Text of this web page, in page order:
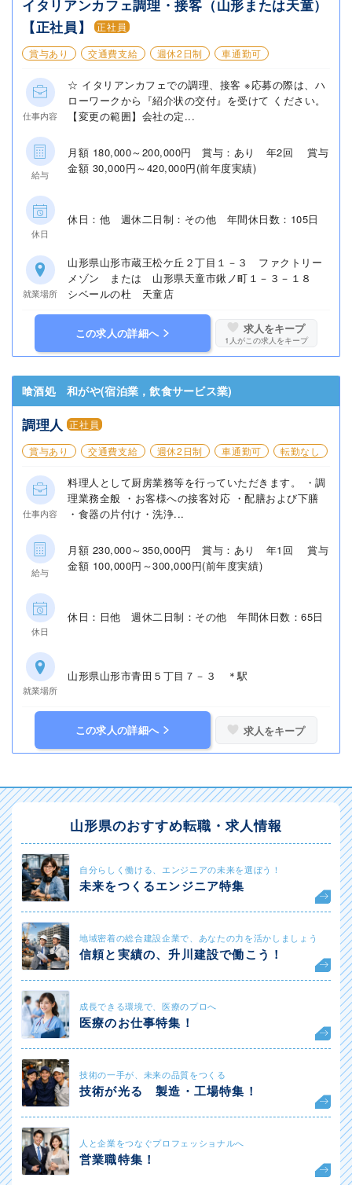
イタリアンカフェ調理・接客（山形または天童）
【正社員】
正社員
賞与あり
交通費支給 週休2日制 車通勤可
仕事内容
☆ イタリアンカフェでの調理、接客 ※応募の際は、ハ
ローワークから『紹介状の交付』を受けて ください。
【変更の範囲】会社の定...
給与
月額 180,000～200,000円 賞与：あり 年2回 賞与
金額 30,000円～420,000円(前年度実績)
休日
休日：他 週休二日制：その他 年間休日数：105日
就業場所
山形県山形市蔵王松ケ丘２丁目１－３ ファクトリー
メゾン または 山形県天童市鍬ノ町１－３－１８
シベールの杜 天童店
この求人の詳細へ 求人をキープ
1 人がこの求人をキープ
喰酒処 和がや(宿泊業，飲食サービス業)
調理人 正社員
賞与あり
交通費支給 週休2日制 車通勤可 転勤なし
仕事内容
料理人として厨房業務等を行っていただきます。 ・調
理業務全般 ・お客様への接客対応 ・配膳および下膳
・食器の片付け・洗浄...
給与
月額 230,000～350,000円 賞与：あり 年1回 賞与
金額 100,000円～300,000円(前年度実績)
休日
休日：日他 週休二日制：その他 年間休日数：65日
就業場所
山形県山形市青田５丁目７－３ ＊駅
この求人の詳細へ 求人をキープ
山形県のおすすめ転職・求人情報
自分らしく働ける、エンジニアの未来を選ぼう！
未来をつくるエンジニア特集
地域密着の総合建設企業で、あなたの力を活かしましょう
信頼と実績の、升川建設で働こう！
成長できる環境で、医療のプロへ
医療のお仕事特集！
技術の一手が、未来の品質をつくる
技術が光る 製造・工場特集！
人と企業をつなぐプロフェッショナルへ
営業職特集！